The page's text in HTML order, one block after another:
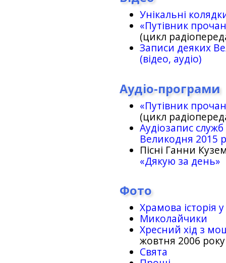
Унікальні
«Путівник
(цикл
Записи деяких
(відео, аудіо)
Аудіо-програми
«Путівник
(цикл
Аудіозапис
Великодня 2015
Пісні Ганни
«Дякую за день»
Фото
Храмова історія
Миколайчики
Хресний хід з
жовтня 2006 року
Свята